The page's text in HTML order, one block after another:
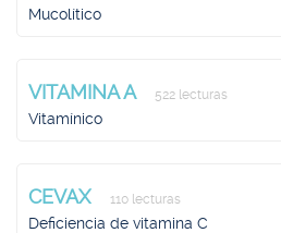
Mucolítico
VITAMINA A 522 lecturas
Vitamínico
CEVAX 110 lecturas
Deficiencia de vitamina C